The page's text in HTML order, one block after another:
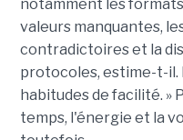
notamment les
valeurs manquantes,
contradictoires et la
protocoles, estime-t-il.
habitudes de facilité. »
temps, l'énergie et la